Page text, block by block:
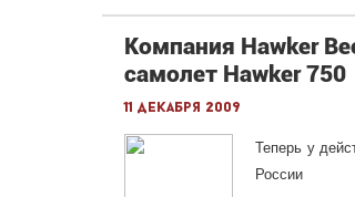
Компания Hawker
самолет Hawker 750
11 декабря 2009
Теперь у
России